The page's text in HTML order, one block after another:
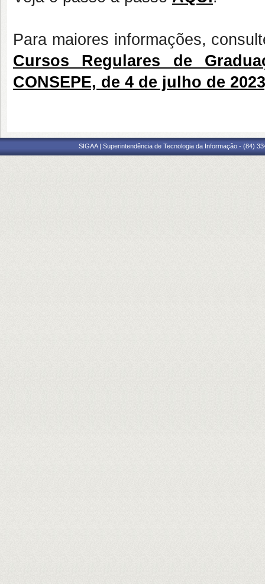
Para maiores informações,
Cursos Regulares de
CONSEPE, de 4 de julho de
SIGAA | Superintendência de Tecnologia da Informação - (84)